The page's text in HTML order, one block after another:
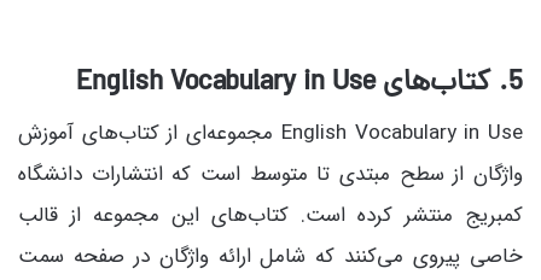
5. کتاب‌های English Vocabulary in Use
English Vocabulary in Use مجموعه‌ای از کتاب‌های آموزش
واژگان از سطح مبتدی تا متوسط است که انتشارات دانشگاه
کمبریج منتشر کرده است. کتاب‌های این مجموعه از قالب
خاصی پیروی می‌کنند که شامل ارائه واژگان در صفحه سمت